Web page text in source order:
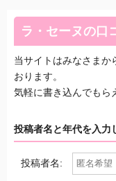
ラ・セーヌの口
当サイトはみなさまか
おります。
気軽に書き込んでもら
投稿者名と年代を入力
投稿者名: